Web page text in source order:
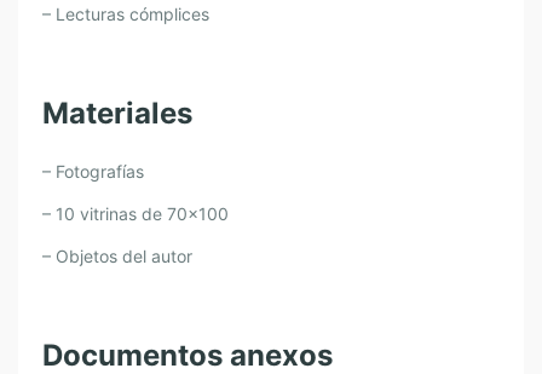
– Lecturas cómplices
Materiales
– Fotografías
– 10 vitrinas de 70×100
– Objetos del autor
Documentos anexos